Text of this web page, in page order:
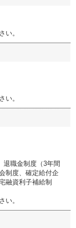
い。
い。
退職金制度（3年間
制度、確定給付企
融資利子補給制
い。